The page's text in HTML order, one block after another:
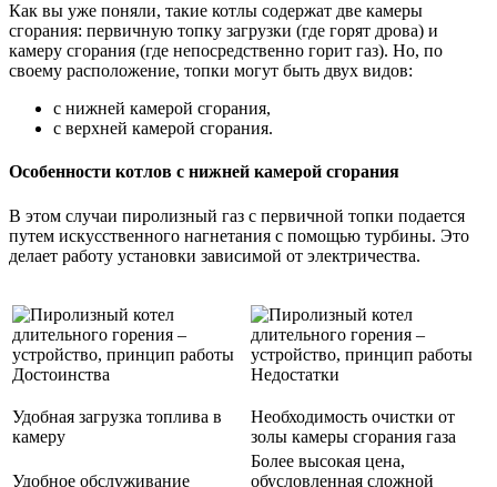
Как вы уже поняли, такие котлы содержат две камеры
сгорания: первичную топку загрузки (где горят дрова) и
камеру сгорания (где непосредственно горит газ). Но, по
своему расположение, топки могут быть двух видов:
с нижней камерой сгорания,
с верхней камерой сгорания.
Особенности котлов с нижней камерой сгорания
В этом случаи пиролизный газ с первичной топки подается
путем искусственного нагнетания с помощью турбины. Это
делает работу установки зависимой от электричества.
Достоинства Недостатки
Удобная загрузка топлива в
камеру
Необходимость очистки от
золы камеры сгорания газа
Удобное обслуживание
Более высокая цена,
обусловленная сложной